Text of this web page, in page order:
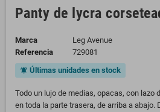
Panty de lycra
Marca
Leg Avenue
Referencia
729081
notifications_active Últimas unidades en stock
Todo un lujo de medias, opacas, con lazo
en toda la parte trasera, de arriba a abajo.